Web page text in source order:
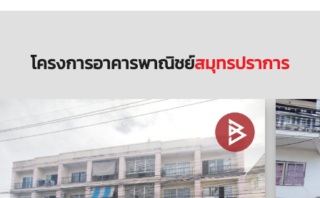
โครงการอาคารพาณิชย์สมุทรปราการ